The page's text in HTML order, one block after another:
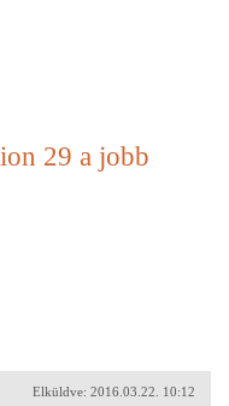
29 a jobb
Elküldve: 2016.03.22. 10:12